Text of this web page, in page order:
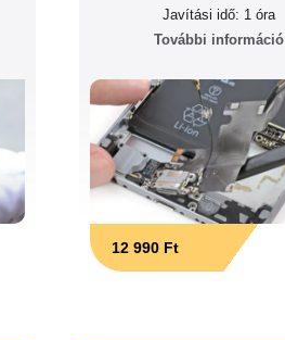
Javítási idő: 1 óra
További információ
12 990 Ft